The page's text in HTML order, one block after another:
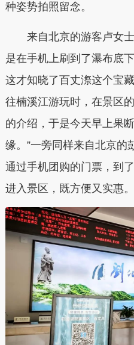
种姿势拍照留念。
来自北京的游客卢女士
是在手机上刷到了瀑布底
这才知晓了百丈漈这个宝
往楠溪江游玩时，在景区
的介绍，于是今天早上果
缘。”一旁同样来自北京的
通过手机团购的门票，到
进入景区，既方便又实惠